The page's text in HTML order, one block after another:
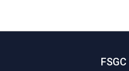
FSGC